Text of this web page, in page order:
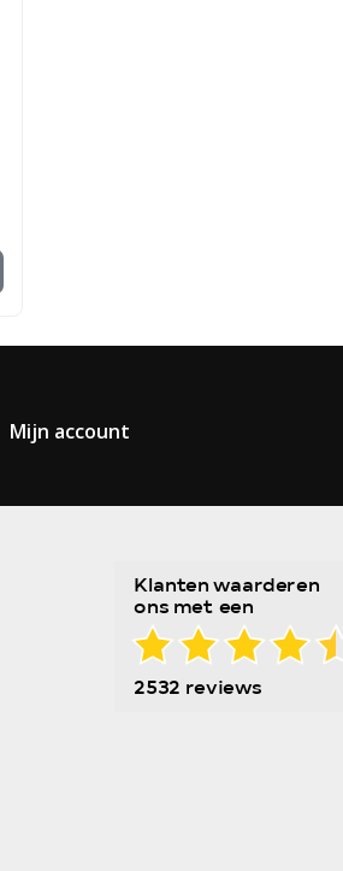
Mijn account